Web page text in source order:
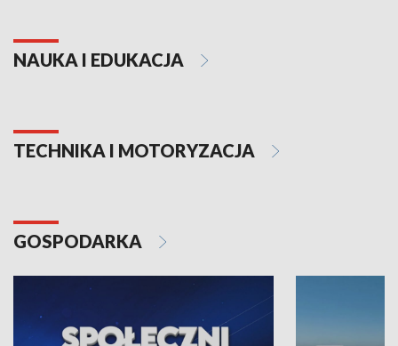
NAUKA I EDUKACJA
TECHNIKA I MOTORYZACJA
GOSPODARKA